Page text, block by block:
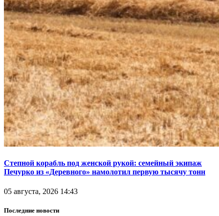
Степной корабль под женской рукой: семейный экипаж
Печурко из «Деревного» намолотил первую тысячу тонн
05 августа, 2026 14:43
Последние новости